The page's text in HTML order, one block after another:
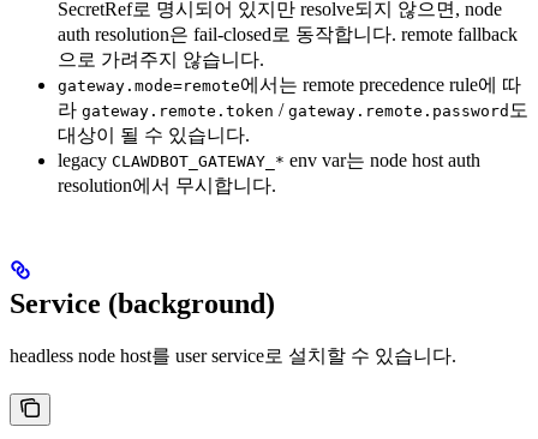
SecretRef로 명시되어 있지만 resolve되지 않으면, node
auth resolution은 fail-closed로 동작합니다. remote fallback
으로 가려주지 않습니다.
gateway.mode=remote에서는 remote precedence rule에 따
라 gateway.remote.token / gateway.remote.password 도
대상이 될 수 있습니다.
legacy CLAWDBOT_GATEWAY_* env var는 node host auth
resolution에서 무시합니다.
Service (background)
headless node host를 user service로 설치할 수 있습니다.